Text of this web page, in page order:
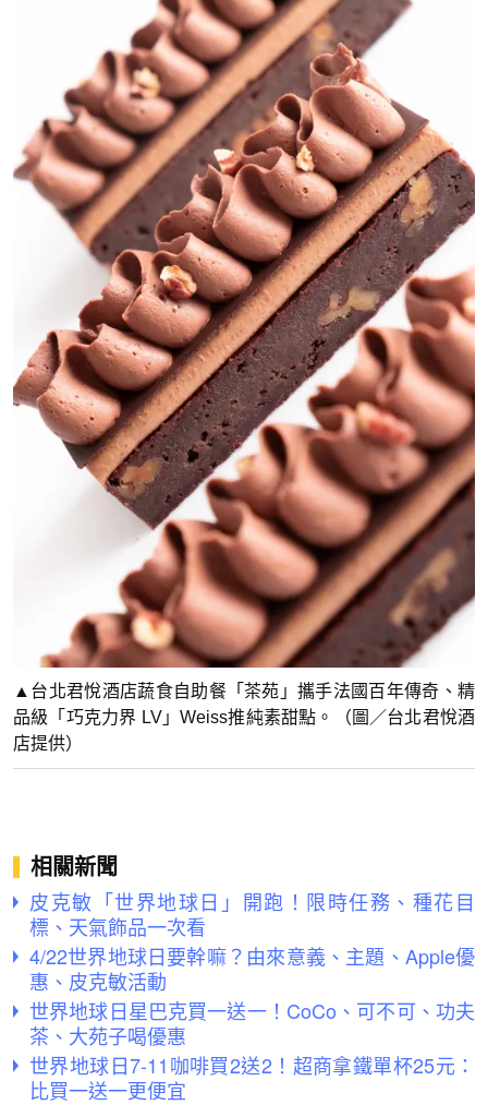
▲台北君悅酒店蔬食自助餐「茶苑」攜手法國百年傳奇、精
品級「巧克力界 LV」Weiss推純素甜點。（圖／台北君悅酒
店提供）
相關新聞
皮克敏「世界地球日」開跑！限時任務、種花目
標、天氣飾品一次看
4/22世界地球日要幹嘛？由來意義、主題、Apple優
惠、皮克敏活動
世界地球日星巴克買一送一！CoCo、可不可、功夫
茶、大苑子喝優惠
世界地球日7-11咖啡買2送2！超商拿鐵單杯25元：
比買一送一更便宜